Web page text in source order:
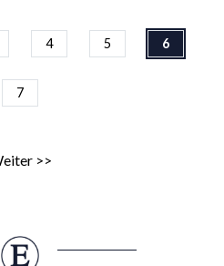
4 5 6
7
>>